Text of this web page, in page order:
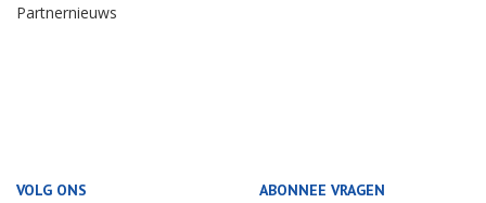
Partnernieuws
VOLG ONS ABONNEE VRAGEN